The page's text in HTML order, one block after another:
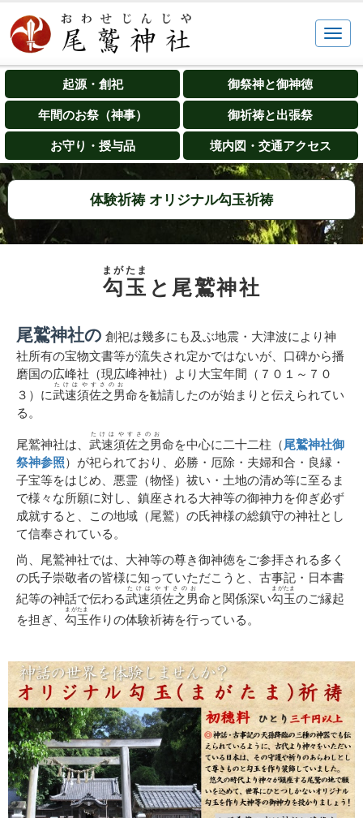
起源・創祀 御祭神と御神徳
年間のお祭（神事） 御祈祷と出張祭
お守り・授与品 境内図・交通アクセス
体験祈祷 オリジナル勾玉祈祷
勾玉
まがたま
と尾鷲神社
尾鷲神社の 創祀は幾多にも及ぶ地震・大津波により神
社所有の宝物文書等が流失され定かではないが、口碑から播
磨国の広峰社（現広峰神社）より大宝年間（７０１～７０
３）に武速須佐之男
たけはやすさのお
命を勧請したのが始まりと伝えられてい
る。
尾鷲神社は、 武速須佐之男
たけはやすさのお
命を中心に二十二柱（尾鷲神社御
祭神参照）が祀られており、必勝・厄除・夫婦和合・良縁・
子宝等をはじめ、悪霊（物怪）祓い・土地の清め等に至るま
で様々な所願に対し、鎮座される大神等の御神力を仰ぎ必ず
成就すると、この地域（尾鷲）の氏神様の総鎮守の神社とし
て信奉されている。
尚、尾鷲神社では、大神等の尊き御神徳をご参拝される多く
の氏子崇敬者の皆様に知っていただこうと、古事記・日本書
紀等の神話で伝わる武速須佐之男
たけはやすさのお
命と関係深い勾玉
まがたま
のご縁起
を担ぎ、 勾玉
まがたま
作りの体験祈祷を行っている。